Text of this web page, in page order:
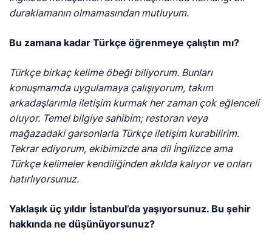
duraklamanın olmamasından mutluyum.
Bu zamana kadar Türkçe öğrenmeye çalıştın mı?
Türkçe birkaç kelime öbeği biliyorum. Bunları
konuşmamda uygulamaya çalışıyorum, takım
arkadaşlarımla iletişim kurmak her zaman çok eğlenceli
oluyor. Temel bilgiye sahibim; restoran veya
mağazadaki garsonlarla Türkçe iletişim kurabilirim.
Tekrar ediyorum, ekibimizde ana dil İngilizce ama
Türkçe kelimeler kendiliğinden akılda kalıyor ve onları
hatırlıyorsunuz.
Yaklaşık üç yıldır İstanbul’da yaşıyorsunuz. Bu şehir
hakkında ne düşünüyorsunuz?